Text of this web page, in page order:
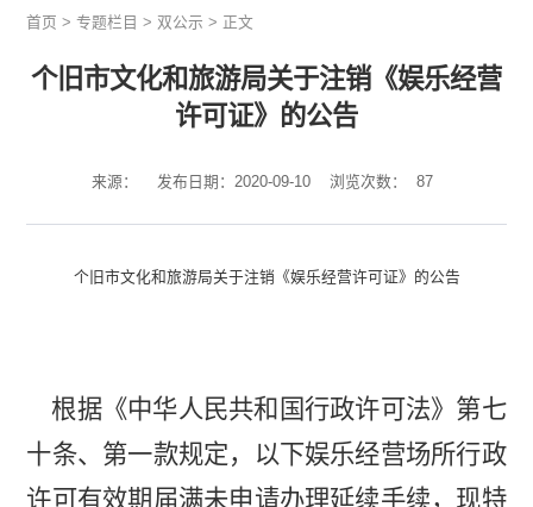
首页 >专题栏目 > 双公示 > 正文
个旧市文化和旅游局关于注销《娱乐经营
许可证》的公告
来源： 发布日期：2020-09-10 浏览次数： 87
个旧市文化和旅游局关于注销 《娱乐经营许可证》的公告
根据《中华人民共和国行政许可法》 第七
十条、第一款规定，
以下娱乐经营场所行政
许可有效期届满未申请办理延续手续， 现特